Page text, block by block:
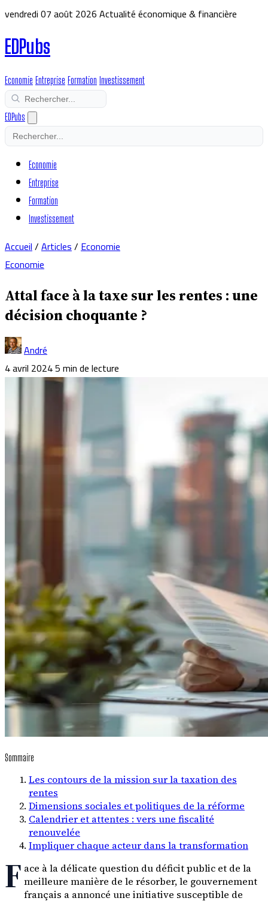
vendredi 07 août 2026Actualité économique & financière
EDPubs
Economie Entreprise Formation Investissement
EDPubs
Economie
Entreprise
Formation
Investissement
Accueil/Articles/Economie
Economie
Attal face à la taxe sur les rentes : une
décision choquante ?
André
4 avril 20245 min de lecture
Sommaire
Les contours de la mission sur la taxation des
rentes
Dimensions sociales et politiques de la réforme
Calendrier et attentes : vers une fiscalité
renouvelée
Impliquer chaque acteur dans la transformation
F ace à la délicate question du déficit public et de la
meilleure manière de le résorber, le gouvernement
français a annoncé une initiative susceptible de